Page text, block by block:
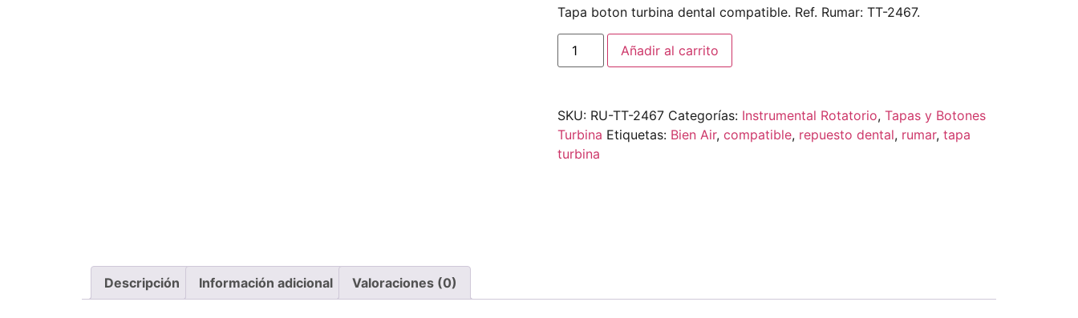
Tapa boton turbina dental compatible. Ref. Rumar: TT-2467.
Añadir al carrito
SKU: RU-TT-2467 Categorías: Instrumental Rotatorio, Tapas y Botones
Turbina Etiquetas: Bien Air, compatible, repuesto dental, rumar, tapa
turbina
Descripción Información adicional Valoraciones (0)